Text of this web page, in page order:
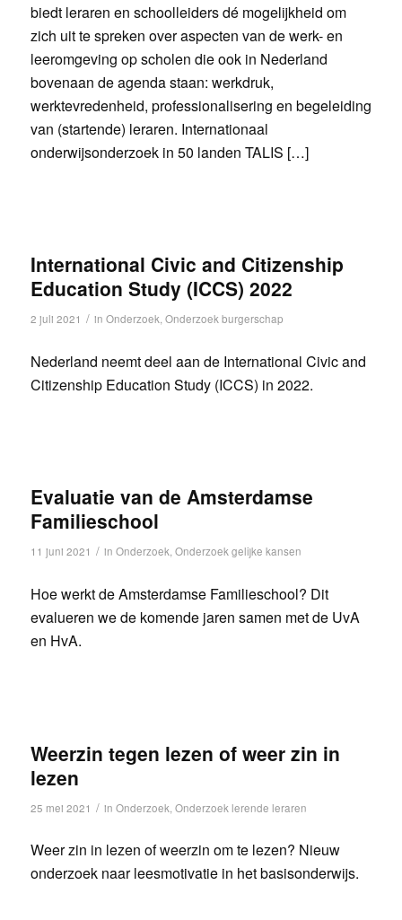
biedt leraren en schoolleiders dé mogelijkheid om
zich uit te spreken over aspecten van de werk- en
leeromgeving op scholen die ook in Nederland
bovenaan de agenda staan: werkdruk,
werktevredenheid, professionalisering en begeleiding
van (startende) leraren. Internationaal
onderwijsonderzoek in 50 landen TALIS […]
International Civic and Citizenship
Education Study (ICCS) 2022
2 juli 2021 / in Onderzoek Onderzoek burgerschap
Nederland neemt deel aan de International Civic and
Citizenship Education Study (ICCS) in 2022.
Evaluatie van de Amsterdamse
Familieschool
11 juni 2021 / in Onderzoek,Onderzoek gelijke kansen
Hoe werkt de Amsterdamse Familieschool? Dit
evalueren we de komende jaren samen met de UvA
en HvA.
Weerzin tegen lezen of weer zin in
lezen
25 mei 2021 / in Onderzoek Onderzoek lerende leraren
Weer zin in lezen of weerzin om te lezen? Nieuw
onderzoek naar leesmotivatie in het basisonderwijs.